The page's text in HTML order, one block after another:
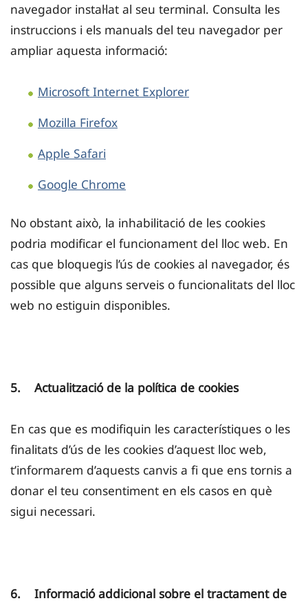
navegador instal·lat al seu terminal. Consulta les
instruccions i els manuals del teu navegador per
ampliar aquesta informació:
Microsoft Internet Explorer
Mozilla Firefox
Apple Safari
Google Chrome
No obstant això, la inhabilitació de les cookies
podria modificar el funcionament del lloc web. En
cas que bloquegis l’ús de cookies al navegador, és
possible que alguns serveis o funcionalitats del lloc
web no estiguin disponibles.
5. Actualització de la política de cookies
En cas que es modifiquin les característiques o les
finalitats d’ús de les cookies d’aquest lloc web,
t’informarem d’aquests canvis a fi que ens tornis a
donar el teu consentiment en els casos en què
sigui necessari.
6. Informació addicional sobre el tractament de